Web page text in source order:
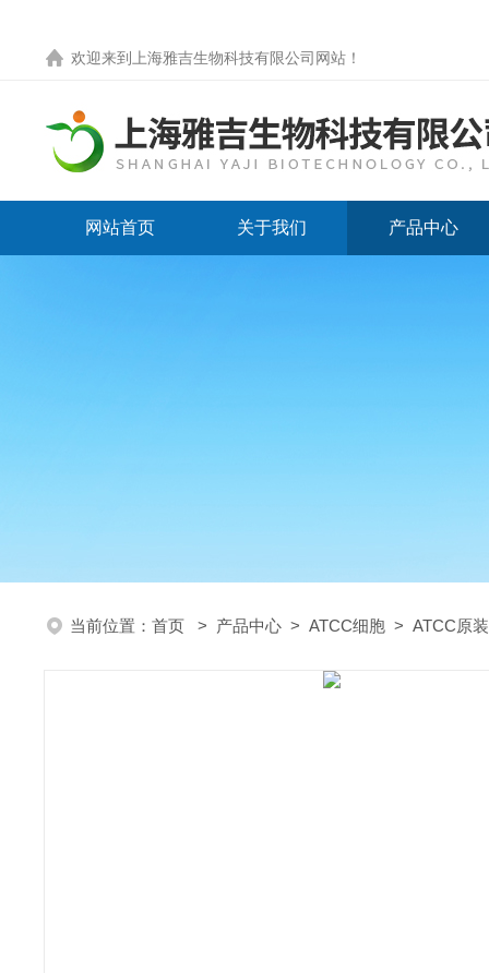
欢迎来到 上海雅吉生物科技有限公司网站 ！
网站首页 关于我们 产品中心
当前位置： 首页 > 产品中心 > ATCC细胞 > ATCC原